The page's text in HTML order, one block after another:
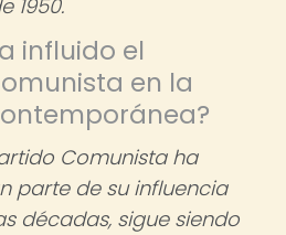
1950.
influido el
en la
Comunista ha
parte de su influencia
décadas, sigue siendo